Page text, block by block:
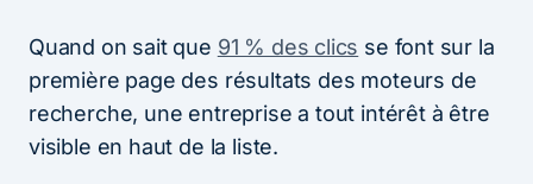
Quand on sait que 91 % des clics se font sur la
première page des résultats des moteurs de
recherche, une entreprise a tout intérêt à être
visible en haut de la liste.